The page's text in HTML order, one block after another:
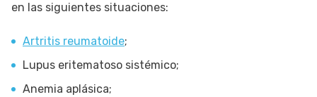
en las siguientes situaciones:
Artritis reumatoide;
Lupus eritematoso sistémico;
Anemia aplásica;